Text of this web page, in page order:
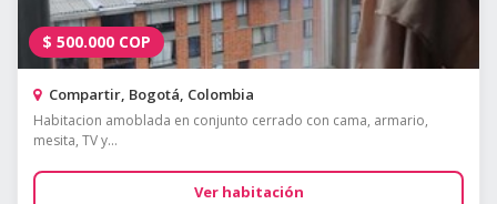
$ 500.000 COP
Compartir, Bogotá, Colombia
Habitacion amoblada en conjunto cerrado con cama, armario,
mesita, TV y...
Ver habitación